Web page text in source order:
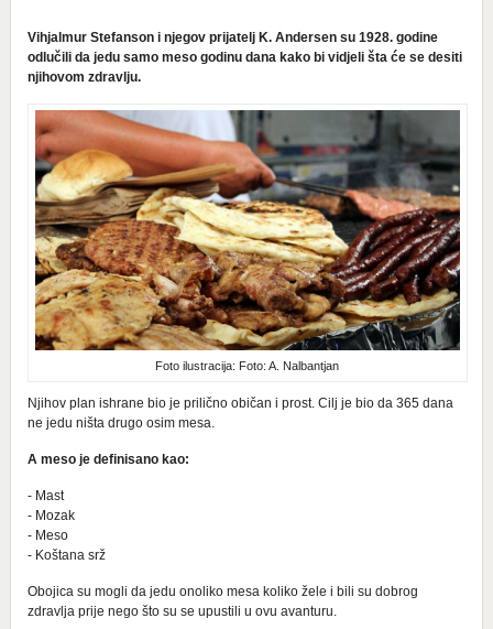
Vihjalmur Stefanson i njegov prijatelj K. Andersen su 1928. godine
odlučili da jedu samo meso godinu dana kako bi vidjeli šta će se desiti
njihovom zdravlju.
Foto ilustracija: Foto: A. Nalbantjan
Njihov plan ishrane bio je prilično običan i prost. Cilj je bio da 365 dana
ne jedu ništa drugo osim mesa.
A meso je definisano kao:
- Mast
- Mozak
- Meso
- Koštana srž
Obojica su mogli da jedu onoliko mesa koliko žele i bili su dobrog
zdravlja prije nego što su se upustili u ovu avanturu.